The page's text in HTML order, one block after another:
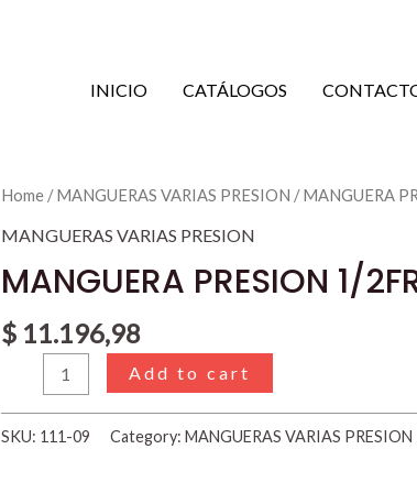
INICIO CATÁLOGOS
Home/MANGUERAS VARIAS PRESION / MANGUERA
MANGUERAS VARIAS PRESION
MANGUERA PRESION 1/
$11.196,98
MANGUERA
quantity
Add to cart
SKU: 111-09 Category: MANGUERAS VARIAS PRESION